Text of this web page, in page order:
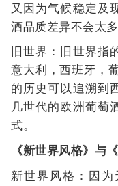
又因为气候稳定及
酒品质差异不会太多
旧世界：旧世界指
意大利，西班牙，
的历史可以追溯到
几世代的欧洲葡萄
式。
《新世界风格》与
新世界风格：因